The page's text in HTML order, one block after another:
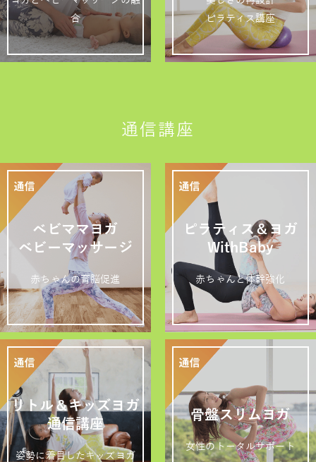
合
ピラティス講座
通信講座
ベビママヨガ
ベビーマッサージ
赤ちゃんの育脳促進
ピラティス＆ヨガ
WithBaby
赤ちゃんと体幹強化
リトル＆キッズヨガ
通信講座
姿勢に着目したキッズヨガ
骨盤スリムヨガ
女性のトータルサポート